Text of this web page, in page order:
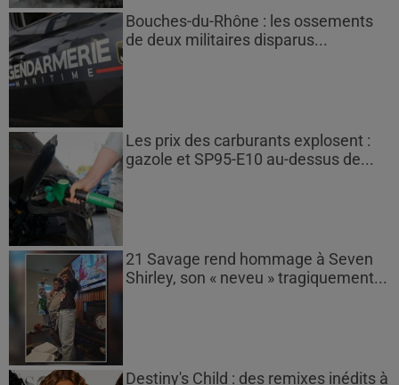
Bouches-du-Rhône : les ossements
de deux militaires disparus...
Les prix des carburants explosent :
gazole et SP95-E10 au-dessus de...
21 Savage rend hommage à Seven
Shirley, son « neveu » tragiquement...
Destiny's Child : des remixes inédits à